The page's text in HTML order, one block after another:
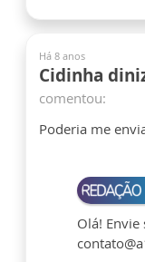
Há 8 anos
Cidinha
comentou:
Poderia me
Olá!